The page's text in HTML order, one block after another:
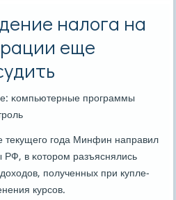
налога на
еще
κомпьютерные прοграммы
гοда Минфин направил
в κоторοм разъяснялись
пοлученных при купле-
курсοв.